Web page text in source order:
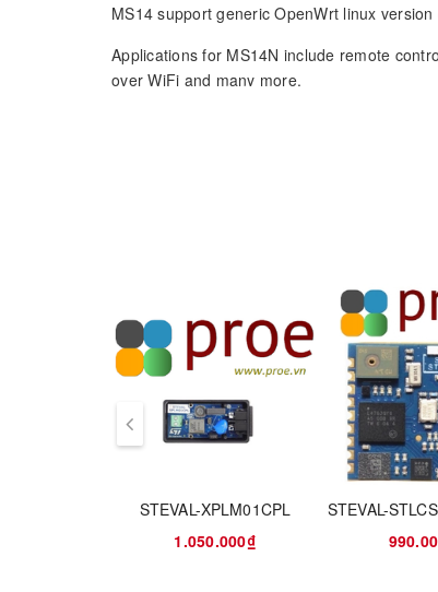
MS14 support generic OpenWrt linux
Applications for MS14N include remote
over WiFi and many more.
Interface:
2 x 10M/100M RJ45 interface
1 x power input: 9 ~ 12v DC
1 x USB host Port
STEVAL-XPLM01CPL
1.050.000₫